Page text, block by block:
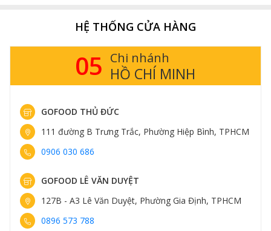
HỆ THỐNG CỬA HÀNG
05 Chi nhánh
HỒ CHÍ MINH
GOFOOD THỦ ĐỨC
111 đường B Trưng Trắc, Phường Hiệp Bình, TPHCM
0906 030 686
GOFOOD LÊ VĂN DUYỆT
127B - A3 Lê Văn Duyệt, Phường Gia Định, TPHCM
0896 573 788